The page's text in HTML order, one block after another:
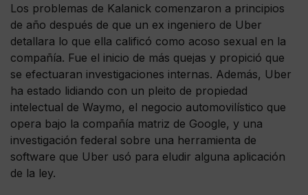
Los problemas de Kalanick comenzaron a principios
de año después de que un ex ingeniero de Uber
detallara lo que ella calificó como acoso sexual en la
compañía. Fue el inicio de más quejas y propició que
se efectuaran investigaciones internas. Además, Uber
ha estado lidiando con un pleito de propiedad
intelectual de Waymo, el negocio automovilístico que
opera bajo la compañía matriz de Google, y una
investigación federal sobre una herramienta de
software que Uber usó para eludir alguna aplicación
de la ley.